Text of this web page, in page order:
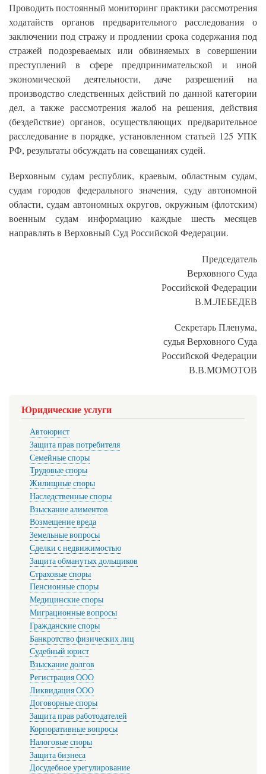
Проводить постоянный мониторинг практики рассмотрения
ходатайств органов предварительного расследования о
заключении под стражу и продлении срока содержания под
стражей подозреваемых или обвиняемых в совершении
преступлений в сфере предпринимательской и иной
экономической деятельности, даче разрешений на
производство следственных действий по данной категории
дел, а также рассмотрения жалоб на решения, действия
(бездействие) органов, осуществляющих предварительное
расследование в порядке, установленном статьей 125 УПК
РФ, результаты обсуждать на совещаниях судей.
Верховным судам республик, краевым, областным судам,
судам городов федерального значения, суду автономной
области, судам автономных округов, окружным (флотским)
военным судам информацию каждые шесть месяцев
направлять в Верховный Суд Российской Федерации.
Председатель
Верховного Суда
Российской Федерации
В.М.ЛЕБЕДЕВ
Секретарь Пленума,
судья Верховного Суда
Российской Федерации
В.В.МОМОТОВ
Юридические услуги
Автоюрист
Защита прав потребителя
Семейные споры
Трудовые споры
Жилищные споры
Наследственные споры
Взыскание алиментов
Возмещение вреда
Земельные вопросы
Сделки с недвижимостью
Защита обманутых дольщиков
Страховые споры
Пенсионные споры
Медицинские споры
Миграционные вопросы
Гражданские споры
Банкротство физических лиц
Судебный юрист
Взыскание долгов
Регистрация ООО
Ликвидация ООО
Договорные споры
Защита прав работодателей
Корпоративные вопросы
Налоговые споры
Защита бизнеса
Досудебное урегулирование